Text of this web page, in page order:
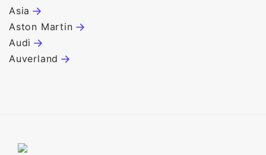
Asia
Aston Martin
Audi
Auverland